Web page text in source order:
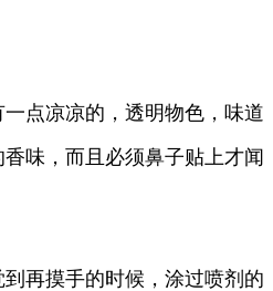
点凉凉的，透明物色，味道
味，而且必须鼻子贴上才闻
再摸手的时候，涂过喷剂的